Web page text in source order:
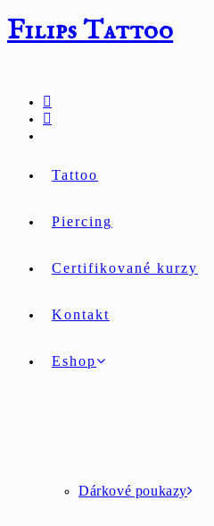
k
obsahu
Filips Tattoo
Tattoo
Piercing
Certifikované kurzy
Kontakt
Eshop
Dárkové poukazy